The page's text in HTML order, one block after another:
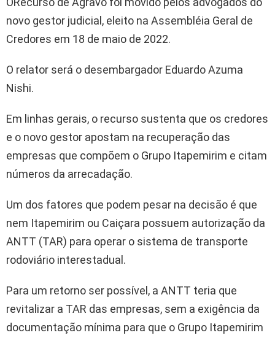
novo gestor judicial, eleito na Assembléia Geral de
Credores em 18 de maio de 2022.
O relator será o desembargador Eduardo Azuma
Nishi.
Em linhas gerais, o recurso sustenta que os credores
e o novo gestor apostam na recuperação das
empresas que compõem o Grupo Itapemirim e citam
números da arrecadação.
Um dos fatores que podem pesar na decisão é que
nem Itapemirim ou Caiçara possuem autorização da
ANTT (TAR) para operar o sistema de transporte
rodoviário interestadual.
Para um retorno ser possível, a ANTT teria que
revitalizar a TAR das empresas, sem a exigência da
documentação mínima para que o Grupo Itapemirim